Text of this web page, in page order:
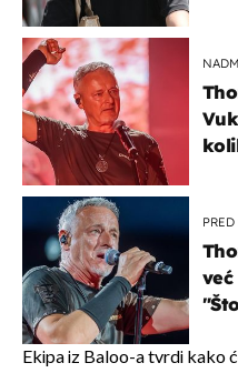
Ekipa iz Baloo-a tvrdi kako